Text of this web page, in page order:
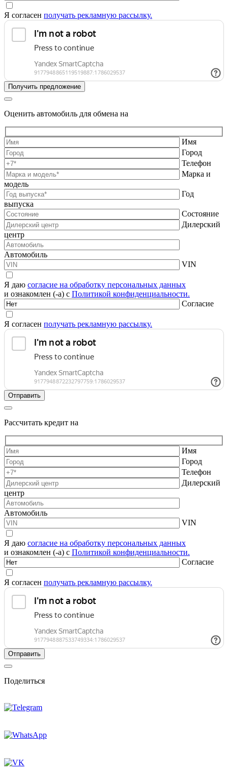
Я согласен получать рекламную рассылку.
Оценить автомобиль для обмена на
Имя
Город
Телефон
Марка и
модель
Год
выпуска
Состояние
Дилерский
центр
Автомобиль
VIN
Я даю согласие на обработку персональных данных
и ознакомлен (-а) с Политикой конфиденциальности.
Согласие
Я согласен получать рекламную рассылку.
Рассчитать кредит на
Имя
Город
Телефон
Дилерский
центр
Автомобиль
VIN
Я даю согласие на обработку персональных данных
и ознакомлен (-а) с Политикой конфиденциальности.
Согласие
Я согласен получать рекламную рассылку.
Поделиться